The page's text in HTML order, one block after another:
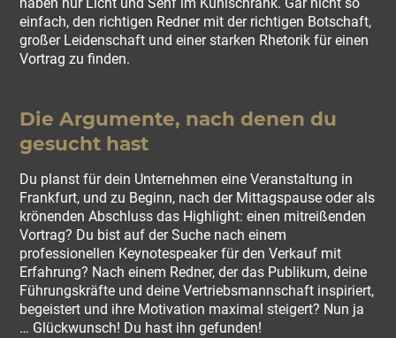
einfach, den richtigen Redner mit der richtigen Botschaft,
großer Leidenschaft und einer starken Rhetorik für einen
Vortrag zu finden.
Die Argumente, nach denen du
gesucht hast
Du planst für dein Unternehmen eine Veranstaltung in
Frankfurt, und zu Beginn, nach der Mittagspause oder als
krönenden Abschluss das Highlight: einen mitreißenden
Vortrag? Du bist auf der Suche nach einem
professionellen Keynotespeaker für den Verkauf mit
Erfahrung? Nach einem Redner, der das Publikum, deine
Führungskräfte und deine Vertriebsmannschaft inspiriert,
begeistert und ihre Motivation maximal steigert? Nun ja
… Glückwunsch! Du hast ihn gefunden!